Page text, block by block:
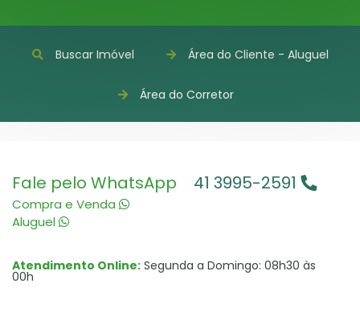
Buscar Imóvel Área do Cliente - Aluguel
Área do Corretor
Fale pelo WhatsApp
Compra e Venda
Aluguel
41 3995-2591
Atendimento Online: Segunda a Domingo: 08h30 às
00h